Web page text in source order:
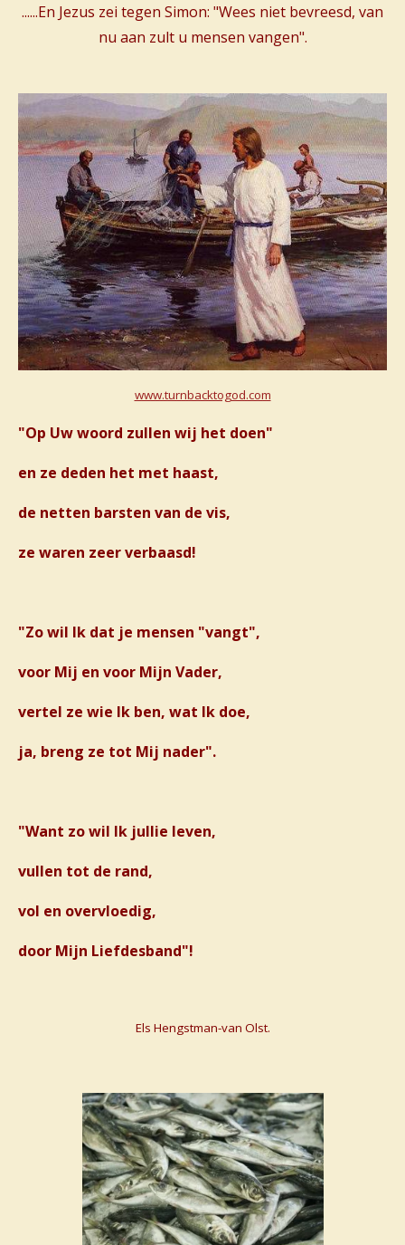
......En Jezus zei tegen Simon: "Wees niet bevreesd, van
nu aan zult u mensen vangen".
www.turnbacktogod.com
"Op Uw woord zullen wij het doen"
en ze deden het met haast,
de netten barsten van de vis,
ze waren zeer verbaasd!
"Zo wil Ik dat je mensen "vangt",
voor Mij en voor Mijn Vader,
vertel ze wie Ik ben, wat Ik doe,
ja, breng ze tot Mij nader".
"Want zo wil Ik jullie leven,
vullen tot de rand,
vol en overvloedig,
door Mijn Liefdesband"!
Els Hengstman-van Olst.